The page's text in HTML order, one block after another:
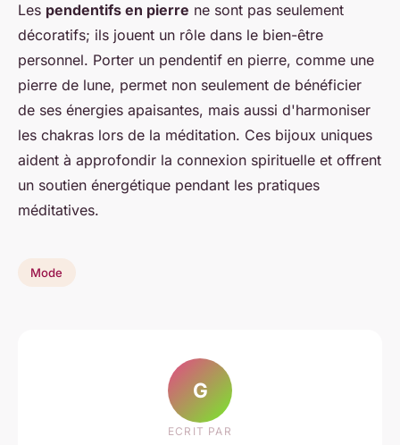
Les pendentifs en pierre ne sont pas seulement
décoratifs; ils jouent un rôle dans le bien-être
personnel. Porter un pendentif en pierre, comme une
pierre de lune, permet non seulement de bénéficier
de ses énergies apaisantes, mais aussi d'harmoniser
les chakras lors de la méditation. Ces bijoux uniques
aident à approfondir la connexion spirituelle et offrent
un soutien énergétique pendant les pratiques
méditatives.
Mode
G
ECRIT PAR